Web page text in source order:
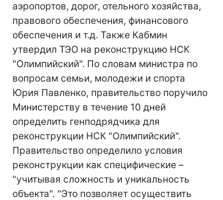
аэропортов, дорог, отельного хозяйства,
правового обеспечения, финансового
обеспечения и т.д. Также Кабмин
утвердил ТЭО на реконструкцию НСК
"Олимпийский". По словам министра по
вопросам семьи, молодежи и спорта
Юрия Павленко, правительство поручило
Министерству в течение 10 дней
определить генподрядчика для
реконструкции НСК "Олимпийский".
Правительство определило условия
реконструкции как специфические –
"учитывая сложность и уникальность
объекта". "Это позволяет осуществить